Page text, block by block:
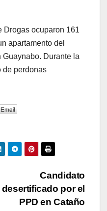
Drogas ocuparon 161
apartamento del
Durante la
de perdonas
Candidato
desertificado por el
PPD en Cataño